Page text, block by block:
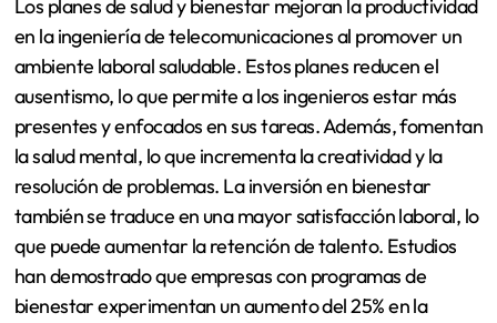
Los planes de salud y bienestar mejoran la productividad
en la ingeniería de telecomunicaciones al promover un
ambiente laboral saludable. Estos planes reducen el
ausentismo, lo que permite a los ingenieros estar más
presentes y enfocados en sus tareas. Además, fomentan
la salud mental, lo que incrementa la creatividad y la
resolución de problemas. La inversión en bienestar
también se traduce en una mayor satisfacción laboral, lo
que puede aumentar la retención de talento. Estudios
han demostrado que empresas con programas de
bienestar experimentan un aumento del 25% en la